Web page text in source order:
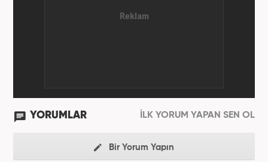
YORUMLAR İLK YORUM YAPAN SEN OL
Bir Yorum Yapın